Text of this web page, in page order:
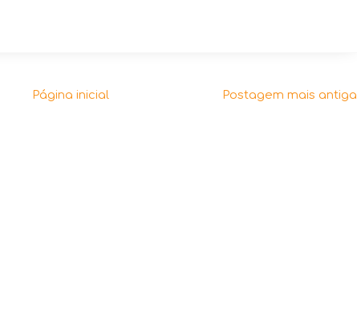
Postagem mais antiga
Página inicial